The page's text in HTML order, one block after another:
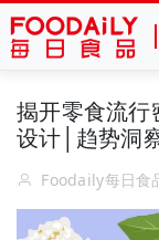
揭开零食流行
设计│趋势洞
Foodaily每日食